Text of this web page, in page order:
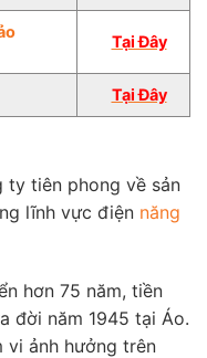
Tại Đây
Tại Đây
ty tiên phong về sản
lĩnh vực điện năng
hơn 75 năm, tiền
đời năm 1945 tại Áo.
ảnh hưởng trên